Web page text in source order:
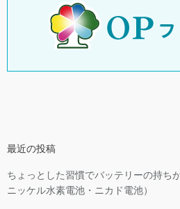
最近の投稿
ちょっとした習慣でバッテリーの持ち
ニッケル水素電池・ニカド電池）